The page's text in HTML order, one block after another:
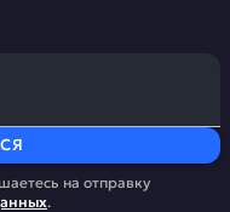
на отправку
.